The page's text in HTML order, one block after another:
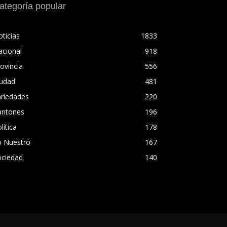
popular
1833
918
556
481
220
196
178
Nuestro
167
140